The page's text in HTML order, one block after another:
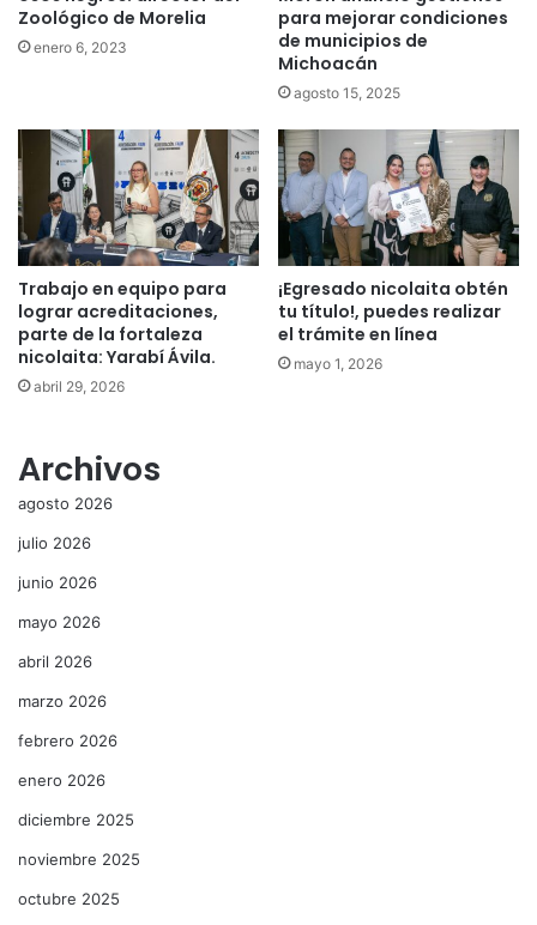
Zoológico de Morelia
enero 6, 2023
para mejorar condiciones
de municipios de
Michoacán
agosto 15, 2025
Trabajo en equipo para
lograr acreditaciones,
parte de la fortaleza
nicolaita: Yarabí Ávila.
abril 29, 2026
¡Egresado nicolaita obtén
tu título!, puedes realizar
el trámite en línea
mayo 1, 2026
Archivos
agosto 2026
julio 2026
junio 2026
mayo 2026
abril 2026
marzo 2026
febrero 2026
enero 2026
diciembre 2025
noviembre 2025
octubre 2025